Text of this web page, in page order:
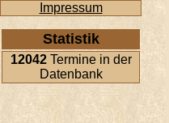
Impressum
Statistik
12042Termine in der
Datenbank